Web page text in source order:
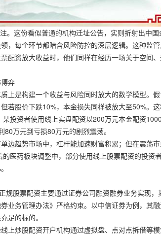
。这份看似普通的机构迁址公告，实则折射出中
每个环节都暗含风险防控的深层逻辑。这种监
配资放大收益时，他们同样在经历一场关于空间
弈
上是构建一个收益与风险同时放大的数学模型。
若股价下跌10%，本金损失同样被放大至50%。
投资者使用线上实盘配资以200万元本金配资
万元到亏损80万元的剧烈震荡。
边趋势市场中，杠杆能加速财富积累；但在震荡
医药板块调整中，部分使用线上股票配资的投资
规股票配资主要通过证券公司融资融券业务实现
业务管理办法》严格约束。以中信证券为例，其
足的标的。
上炒股配资开户机构通过虚拟盘、点对点拆借等